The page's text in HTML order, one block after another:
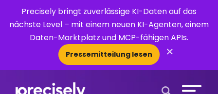
Precisely bringt zuverlässige KI-Daten auf das
nächste Level – mit einem neuen KI-Agenten, einem
Daten-Marktplatz und MCP-fähigen APIs.
Pressemitteilung lesen ×